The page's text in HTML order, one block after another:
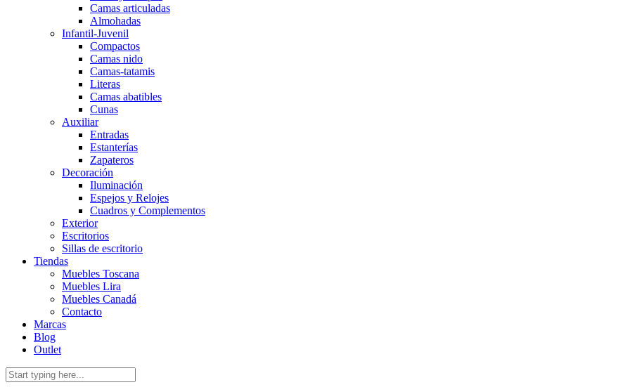
Camas articuladas
Almohadas
Infantil-Juvenil
Compactos
Camas nido
Camas-tatamis
Literas
Camas abatibles
Cunas
Auxiliar
Entradas
Estanterías
Zapateros
Decoración
Iluminación
Espejos y Relojes
Cuadros y Complementos
Exterior
Escritorios
Sillas de escritorio
Tiendas
Muebles Toscana
Muebles Lira
Muebles Canadá
Contacto
Marcas
Blog
Outlet